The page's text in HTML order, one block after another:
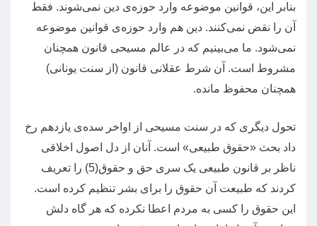
بنابر این،‌ قوانین موضوعه وارد حوزه‌ی دین نمی‌شوند. فقط
آن را نقض نمی‌کنند. دین هم وارد حوزه‌ی قوانین موضوعه
نمی‌شود. ما می‌بینیم که در عالم مسیحی قانون همچنان
مشروط است. آن شرط عقلانی قانون ( از سنت یونانی)
همچنان محفوظ مانده.
تحول دیگری که در سنت مسیحی از اواخر سده‌ی یازدهم رخ
داد بحث «حقوق طبیعی» است. آنان از دل اصول اخلاقی
ناظر بر قانون طبیعی یک سری حق و حقوق(5)
را تعریف
کردند که طبیعت آن حقوق را برای بشر تنظیم کرده است.
این حقوق را کسی به مردم اعطا نکرده که هر گاه دلش